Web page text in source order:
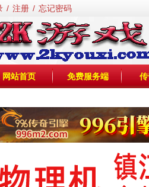
/ 注册 / 忘记密码
网站首页 免费服务端